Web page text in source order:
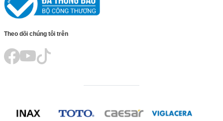
Theo dõi chúng tôi trên